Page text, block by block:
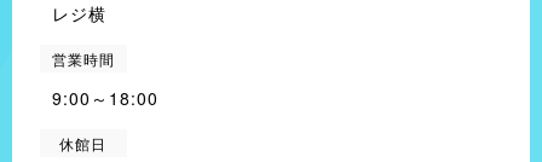
レジ横
営業時間
9:00～18:00
休館日